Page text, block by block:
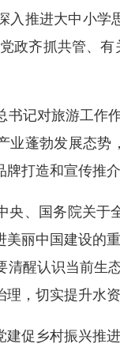
入推进大中小学
政齐抓共管、
对旅游工作作
业蓬勃发展态
牌打造和宣传
、国务院关于
美丽中国建设的
清醒认识当前生
理，切实提升水
乡村振兴推进